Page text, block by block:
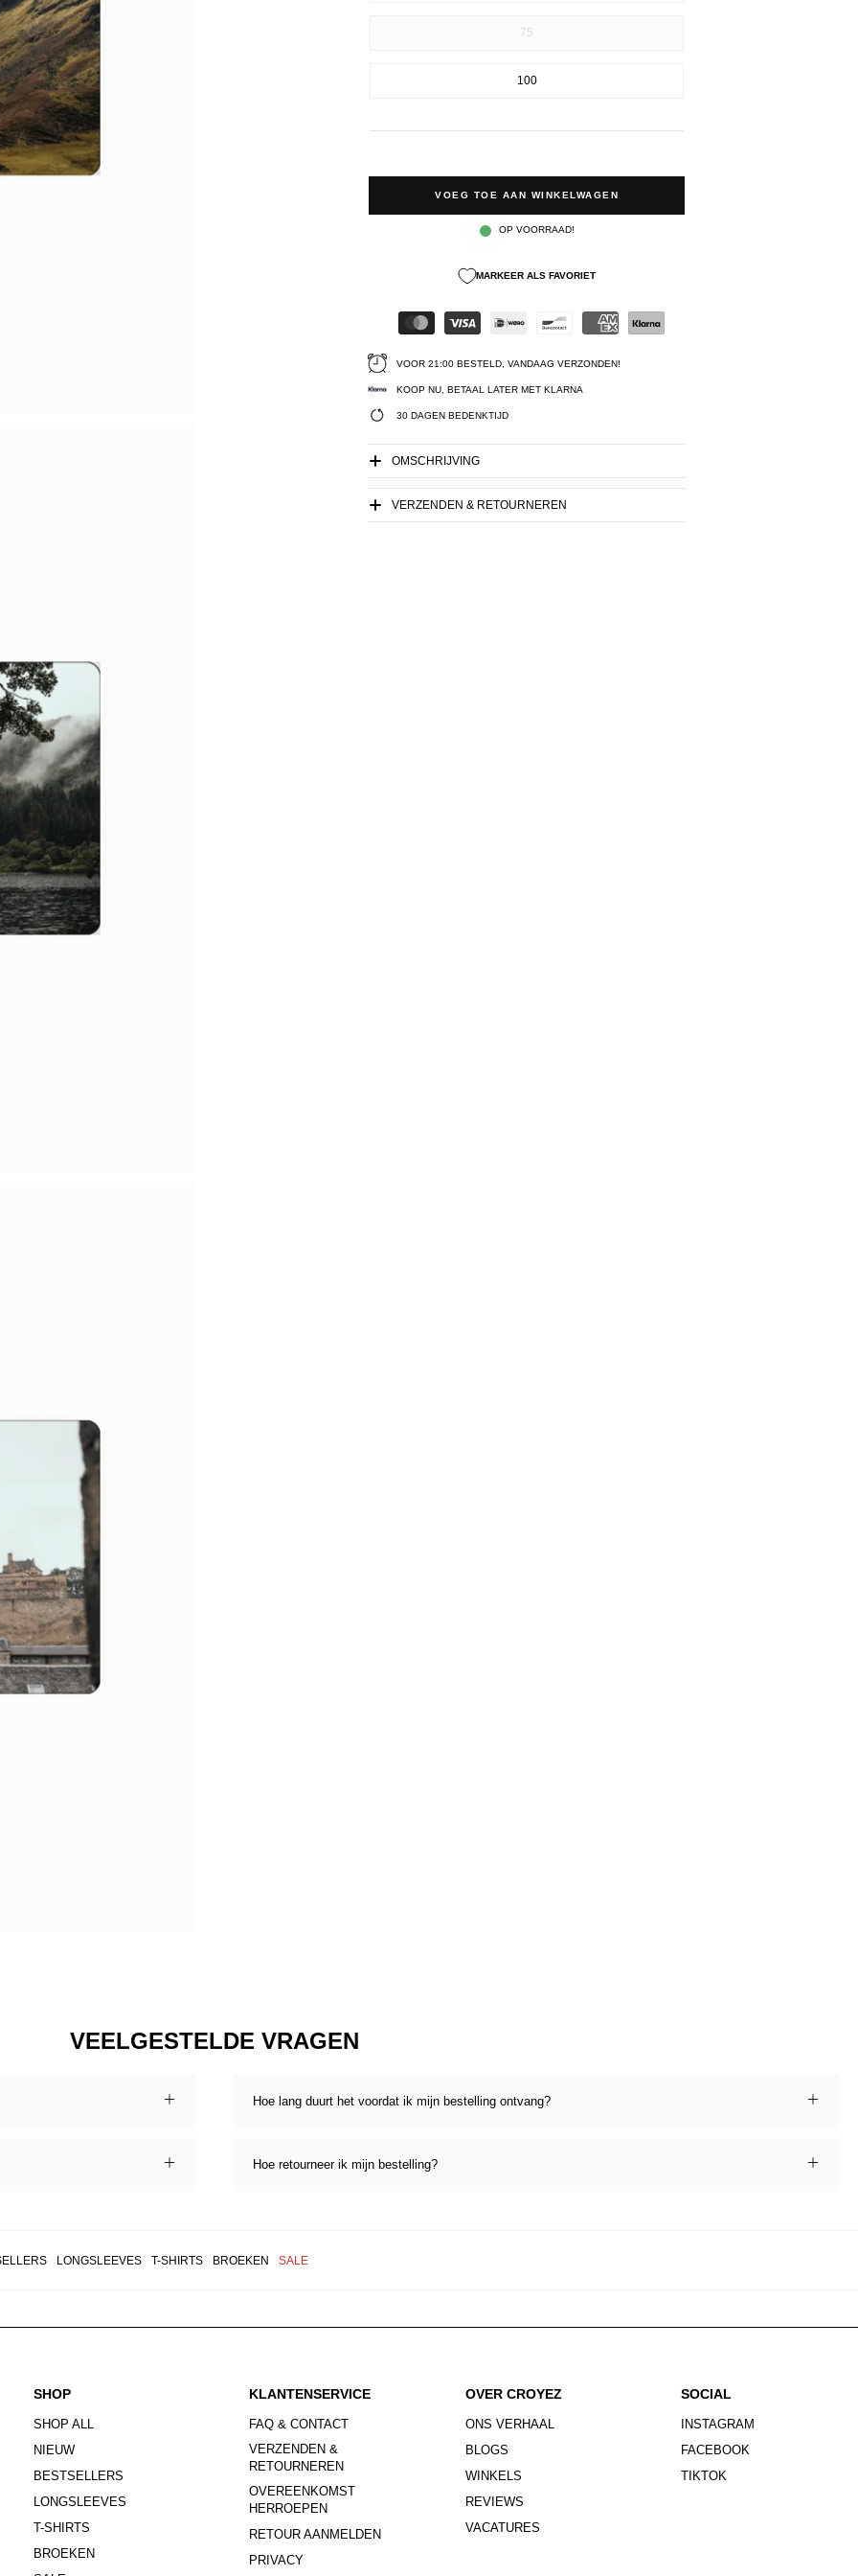
75
100
VOEG TOE AAN WINKELWAGEN
OP VOORRAAD!
MARKEER ALS FAVORIET
VOOR 21:00 BESTELD, VANDAAG VERZONDEN!
KOOP NU, BETAAL LATER MET KLARNA
30 DAGEN BEDENKTIJD
OMSCHRIJVING
VERZENDEN & RETOURNEREN
VEELGESTELDE VRAGEN
Hoe lang duurt het voordat ik mijn bestelling ontvang?
Hoe retourneer ik mijn bestelling?
LONGSLEEVES T-SHIRTS BROEKEN SALE
SHOP
SHOP ALL
NIEUW
BESTSELLERS
LONGSLEEVES
T-SHIRTS
BROEKEN
KLANTENSERVICE
FAQ & CONTACT
VERZENDEN &
RETOURNEREN
OVEREENKOMST
HERROEPEN
RETOUR AANMELDEN
PRIVACY
OVER CROYEZ
ONS VERHAAL
BLOGS
WINKELS
REVIEWS
VACATURES
SOCIAL
INSTAGRAM
FACEBOOK
TIKTOK